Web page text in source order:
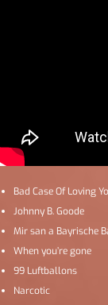
Bad Case Of Loving
Johnny B. Goode
Mir san a Bayrische
When you’re gone
99 Luftballons
Narcotic